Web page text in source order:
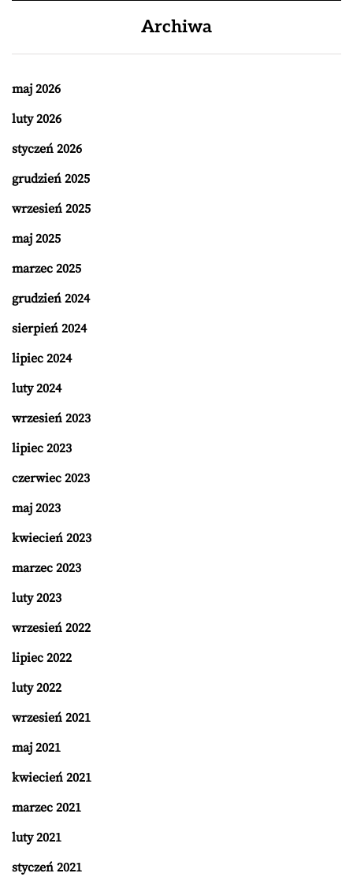
Archiwa
maj 2026
luty 2026
styczeń 2026
grudzień 2025
wrzesień 2025
maj 2025
marzec 2025
grudzień 2024
sierpień 2024
lipiec 2024
luty 2024
wrzesień 2023
lipiec 2023
czerwiec 2023
maj 2023
kwiecień 2023
marzec 2023
luty 2023
wrzesień 2022
lipiec 2022
luty 2022
wrzesień 2021
maj 2021
kwiecień 2021
marzec 2021
luty 2021
styczeń 2021